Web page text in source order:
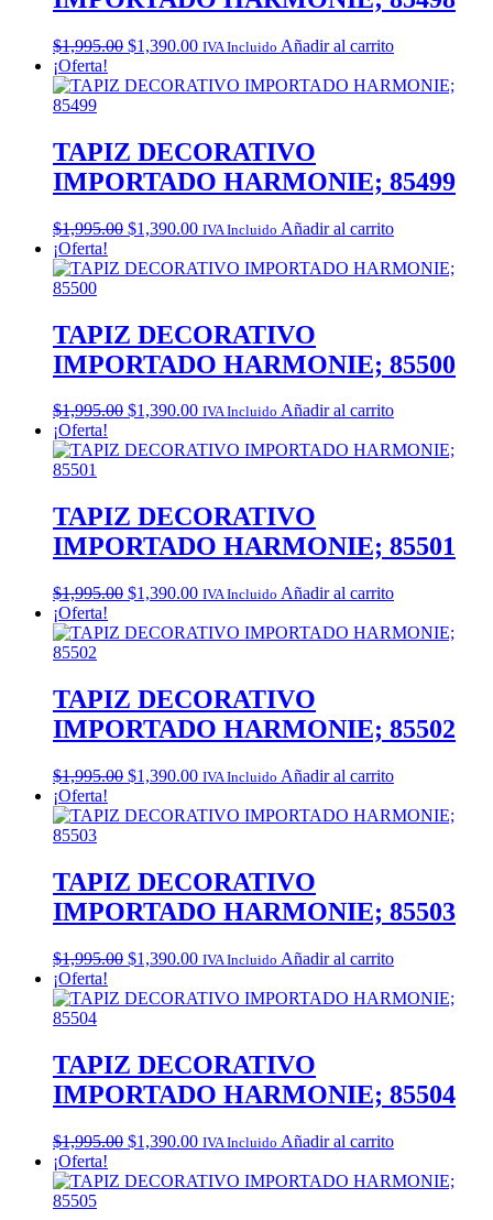
$1,995.00 Original
was:
$1,390.00Current
is:
IVA Incluido Añadir al carrito
¡Oferta!
TAPIZ DECORATIVO
IMPORTADO HARMONIE; 85499
$1,995.00 Original
was:
$1,390.00Current
is:
IVA Incluido Añadir al carrito
¡Oferta!
TAPIZ DECORATIVO
IMPORTADO HARMONIE; 85500
$1,995.00 Original
was:
$1,390.00Current
is:
IVA Incluido Añadir al carrito
¡Oferta!
TAPIZ DECORATIVO
IMPORTADO HARMONIE; 85501
$1,995.00 Original
was:
$1,390.00Current
is:
IVA Incluido Añadir al carrito
¡Oferta!
TAPIZ DECORATIVO
IMPORTADO HARMONIE; 85502
$1,995.00 Original
was:
$1,390.00Current
is:
IVA Incluido Añadir al carrito
¡Oferta!
TAPIZ DECORATIVO
IMPORTADO HARMONIE; 85503
$1,995.00 Original
was:
$1,390.00Current
is:
IVA Incluido Añadir al carrito
¡Oferta!
TAPIZ DECORATIVO
IMPORTADO HARMONIE; 85504
$1,995.00 Original
was:
$1,390.00Current
is:
IVA Incluido Añadir al carrito
¡Oferta!